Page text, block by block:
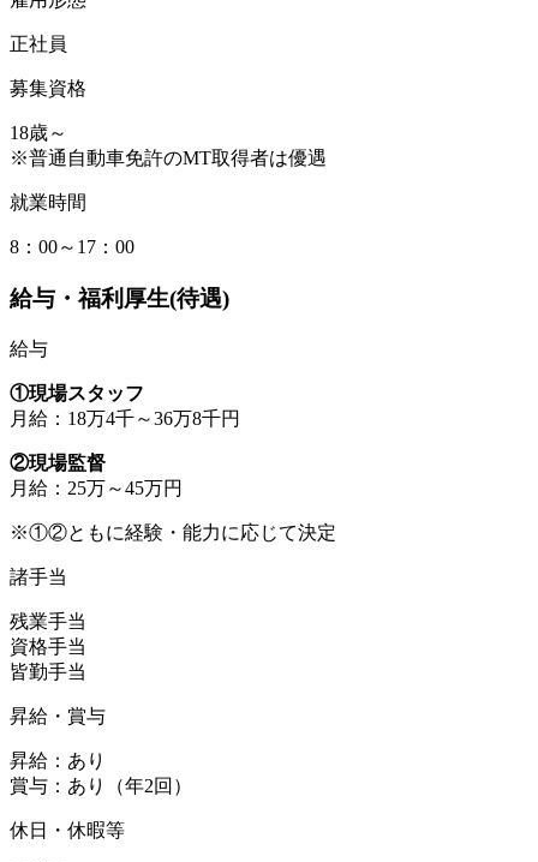
正社員
募集資格
18歳～
※普通自動車免許のMT取得者は優遇
就業時間
8：00～17：00
給与・福利厚生(待遇)
給与
①現場スタッフ
月給：18万4千～36万8千円
②現場監督
月給：25万～45万円
※①②ともに経験・能力に応じて決定
諸手当
残業手当
資格手当
皆勤手当
昇給・賞与
昇給：あり
賞与：あり（年2回）
休日・休暇等